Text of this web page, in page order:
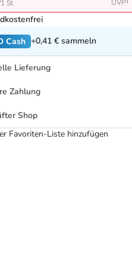
St UVP¹
Cash +0,41 € sammeln
Lieferung
Zahlung
Shop
Favoriten-Liste hinzufügen